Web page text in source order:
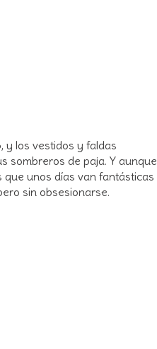
y los vestidos y faldas
sombreros de paja. Y aunque
que unos días van fantásticas
sin obsesionarse.